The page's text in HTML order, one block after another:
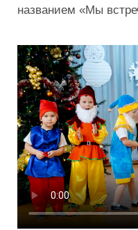
названием «Мы